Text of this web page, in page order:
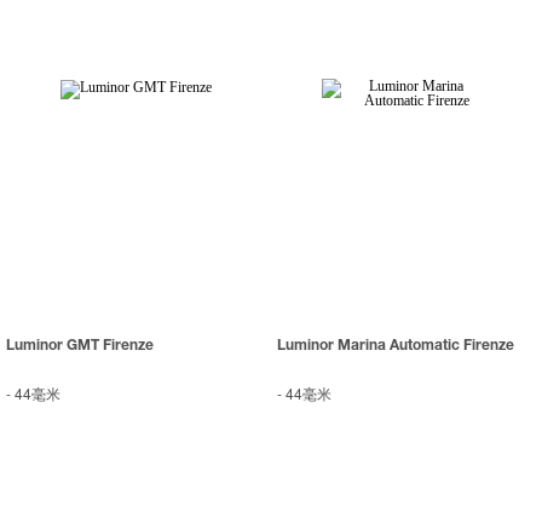
Luminor GMT Firenze
-44毫米
Luminor Marina Automatic Firenze
-44毫米